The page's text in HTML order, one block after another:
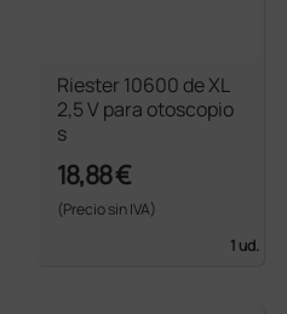
Riester 10600 de XL
2,5 V para otoscopio
s
18,88 €
(Precio sin IVA)
1 ud.